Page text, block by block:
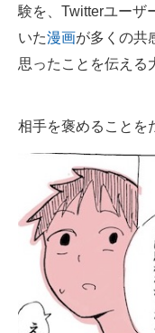
ITの今と未来を見通す
スマホと通信の最新
ビジネスと働き方のヒ
AI活用のいまが分かる
企業ITのトレンドを詳
経営リーダーのコミ
験を、Twitterユーザ
いた漫画が多くの共
思ったことを伝える
相手を褒めることを